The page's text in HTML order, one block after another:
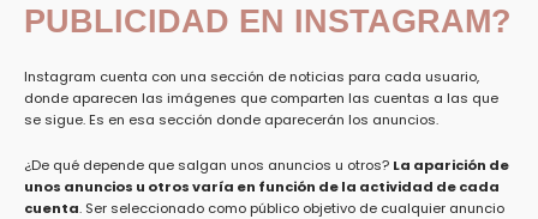
PUBLICIDAD EN INSTAGRAM?
Instagram cuenta con una sección de noticias para cada usuario,
donde aparecen las imágenes que comparten las cuentas a las que
se sigue. Es en esa sección donde aparecerán los anuncios.
¿De qué depende que salgan unos anuncios u otros? La aparición de
unos anuncios u otros varía en función de la actividad de cada
cuenta. Ser seleccionado como público objetivo de cualquier anuncio